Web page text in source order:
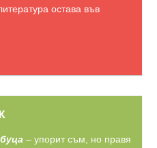
остава във
– упорит съм, но правя